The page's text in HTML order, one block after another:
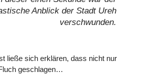
Anblick der Stadt Ureh
verschwunden.
ließe sich erklären, dass nicht nur
geschlagen…